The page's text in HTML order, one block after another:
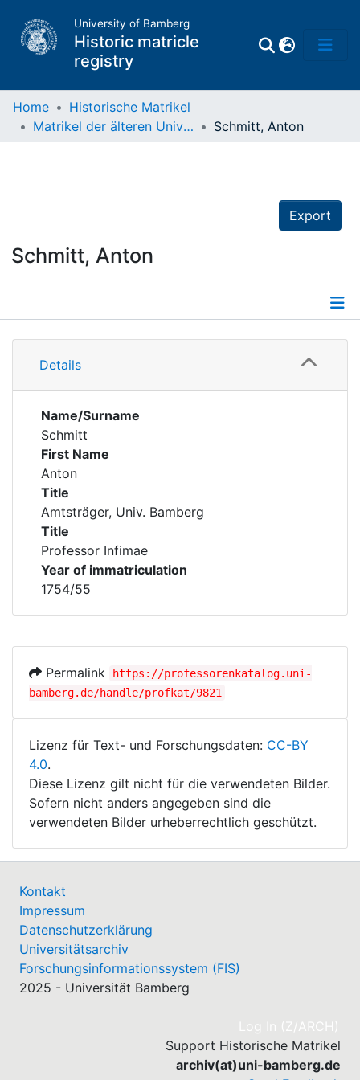
University of Bamberg
Historic matricle
registry
Home
Historische Matrikel
Matrikel der älteren Universität
Schmitt, Anton
Export
Schmitt, Anton
Details
Details
Name/Surname
Schmitt
First Name
Anton
Title
Amtsträger, Univ. Bamberg
Title
Professor Infimae
Year of immatriculation
1754/55
Permalink
https://professorenkatalog.uni-
bamberg.de/handle/profkat/9821
Lizenz für Text- und Forschungsdaten: CC-BY
4.0.
Diese Lizenz gilt nicht für die verwendeten Bilder.
Sofern nicht anders angegeben sind die
verwendeten Bilder urheberrechtlich geschützt.
Kontakt
Impressum
Datenschutzerklärung
Universitätsarchiv
Forschungsinformationssystem (FIS)
2025 - Universität Bamberg
Log In (Z/ARCH)
Support Historische Matrikel
archiv(at)uni-bamberg.de